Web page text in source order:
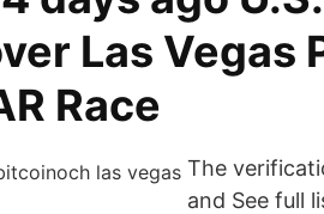
Las Vegas
Race
The
and See full